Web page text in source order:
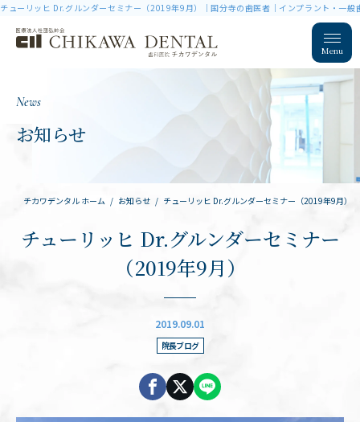
チューリッヒ Dr.グルンダーセミナー（2019年9月）｜国分寺の歯医者｜インプラント・一般
Menu
News
お知らせ
チカワデンタル ホーム お知らせ チューリッヒ Dr.グルンダーセミナー（2019年9月）
チューリッヒ Dr.グルンダーセミナー
（2019年9月）
2019.09.01
院長ブログ